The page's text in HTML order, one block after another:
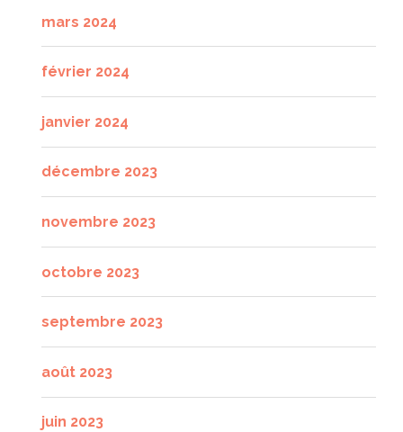
mars 2024
février 2024
janvier 2024
décembre 2023
novembre 2023
octobre 2023
septembre 2023
août 2023
juin 2023